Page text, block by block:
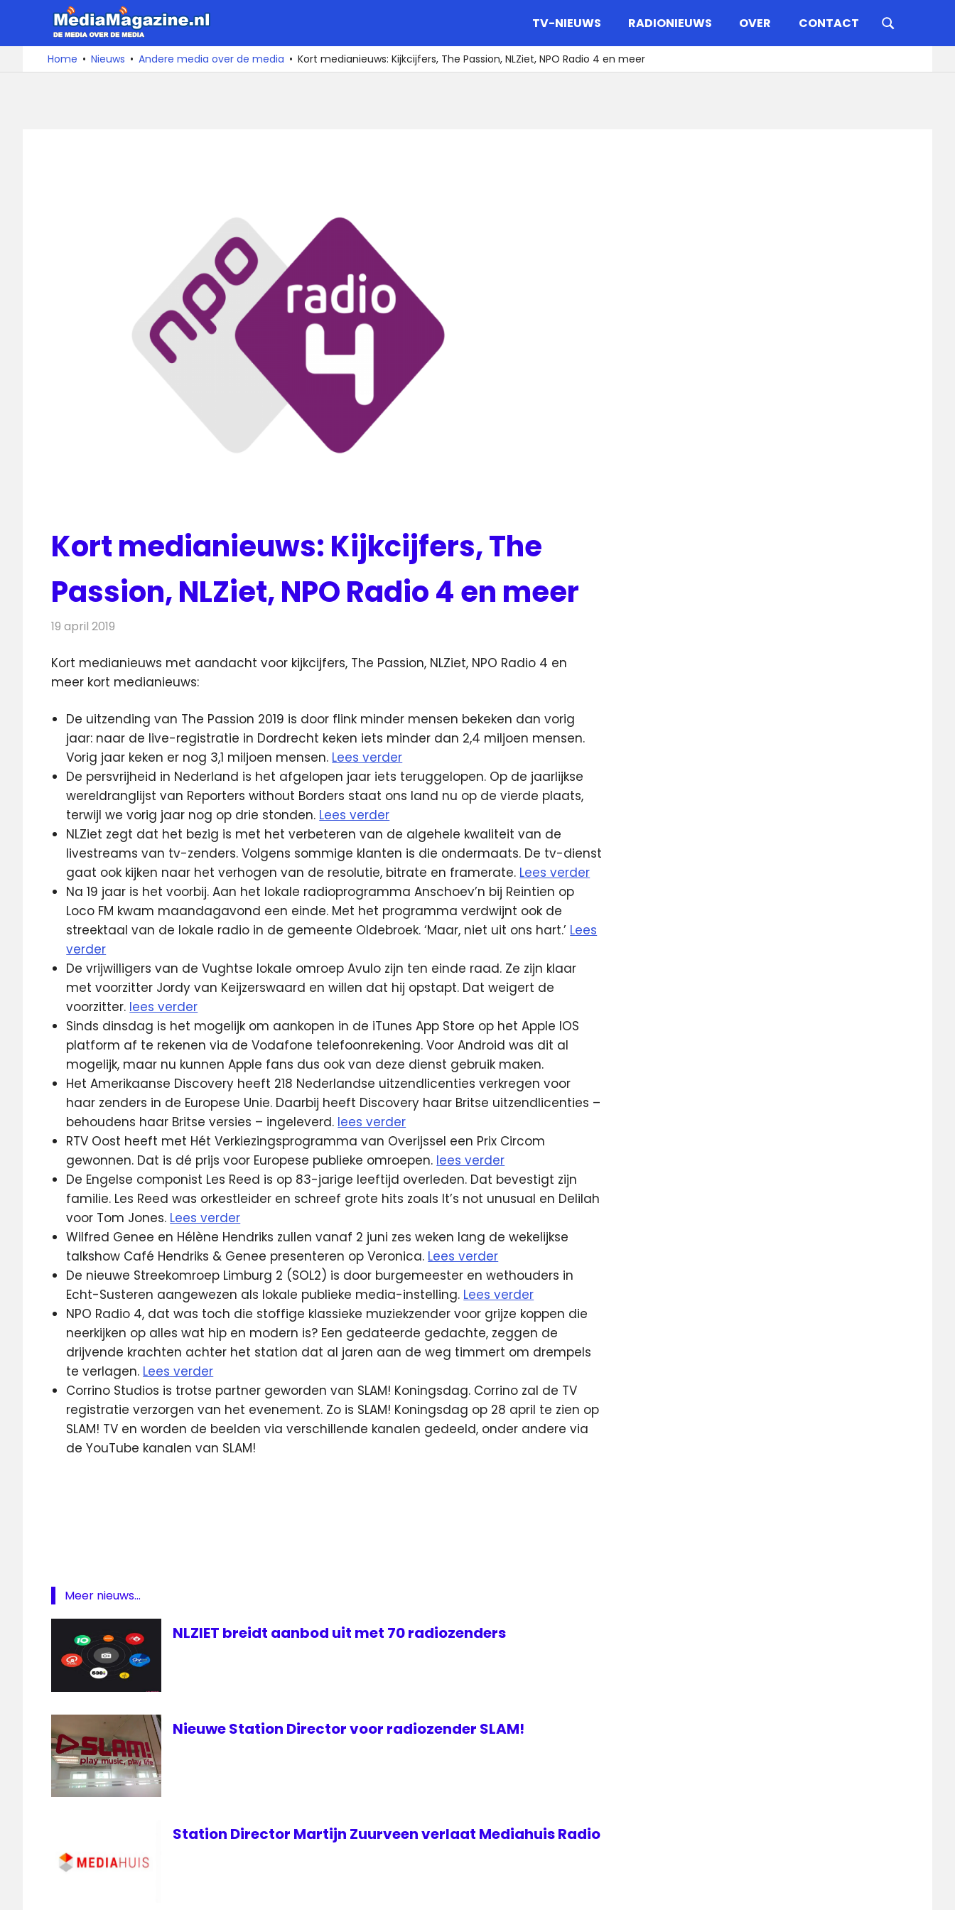
de
De
media
over
TV-NIEUWS RADIONIEUWS OVER CONTACT
Home Nieuws Andere media over de media Kort medianieuws: Kijkcijfers, The Passion, NLZiet, NPO Radio 4 en meer
Kort medianieuws: Kijkcijfers, The
Passion, NLZiet, NPO Radio 4 en meer
19 april 2019
Kort medianieuws met aandacht voor kijkcijfers, The Passion, NLZiet, NPO Radio 4 en
meer kort medianieuws:
De uitzending van The Passion 2019 is door flink minder mensen bekeken dan vorig
jaar: naar de live-registratie in Dordrecht keken iets minder dan 2,4 miljoen mensen.
Vorig jaar keken er nog 3,1 miljoen mensen. Lees verder
De persvrijheid in Nederland is het afgelopen jaar iets teruggelopen. Op de jaarlijkse
wereldranglijst van Reporters without Borders staat ons land nu op de vierde plaats,
terwijl we vorig jaar nog op drie stonden. Lees verder
NLZiet zegt dat het bezig is met het verbeteren van de algehele kwaliteit van de
livestreams van tv-zenders. Volgens sommige klanten is die ondermaats. De tv-dienst
gaat ook kijken naar het verhogen van de resolutie, bitrate en framerate. Lees verder
Na 19 jaar is het voorbij. Aan het lokale radioprogramma Anschoev’n bij Reintien op
Loco FM kwam maandagavond een einde. Met het programma verdwijnt ook de
streektaal van de lokale radio in de gemeente Oldebroek. ‘Maar, niet uit ons hart.’ Lees
verder
De vrijwilligers van de Vughtse lokale omroep Avulo zijn ten einde raad. Ze zijn klaar
met voorzitter Jordy van Keijzerswaard en willen dat hij opstapt. Dat weigert de
voorzitter. lees verder
Sinds dinsdag is het mogelijk om aankopen in de iTunes App Store op het Apple IOS
platform af te rekenen via de Vodafone telefoonrekening. Voor Android was dit al
mogelijk, maar nu kunnen Apple fans dus ook van deze dienst gebruik maken.
Het Amerikaanse Discovery heeft 218 Nederlandse uitzendlicenties verkregen voor
haar zenders in de Europese Unie. Daarbij heeft Discovery haar Britse uitzendlicenties –
behoudens haar Britse versies – ingeleverd. lees verder
RTV Oost heeft met Hét Verkiezingsprogramma van Overijssel een Prix Circom
gewonnen. Dat is dé prijs voor Europese publieke omroepen. lees verder
De Engelse componist Les Reed is op 83-jarige leeftijd overleden. Dat bevestigt zijn
familie. Les Reed was orkestleider en schreef grote hits zoals It’s not unusual en Delilah
voor Tom Jones. Lees verder
Wilfred Genee en Hélène Hendriks zullen vanaf 2 juni zes weken lang de wekelijkse
talkshow Café Hendriks & Genee presenteren op Veronica. Lees verder
De nieuwe Streekomroep Limburg 2 (SOL2) is door burgemeester en wethouders in
Echt-Susteren aangewezen als lokale publieke media-instelling. Lees verder
NPO Radio 4, dat was toch die stoffige klassieke muziekzender voor grijze koppen die
neerkijken op alles wat hip en modern is? Een gedateerde gedachte, zeggen de
drijvende krachten achter het station dat al jaren aan de weg timmert om drempels
te verlagen. Lees verder
Corrino Studios is trotse partner geworden van SLAM! Koningsdag. Corrino zal de TV
registratie verzorgen van het evenement. Zo is SLAM! Koningsdag op 28 april te zien op
SLAM! TV en worden de beelden via verschillende kanalen gedeeld, onder andere via
de YouTube kanalen van SLAM!
passion
Meer nieuws...
NLZIET breidt aanbod uit met 70 radiozenders
Nieuwe Station Director voor radiozender SLAM!
Station Director Martijn Zuurveen verlaat Mediahuis Radio